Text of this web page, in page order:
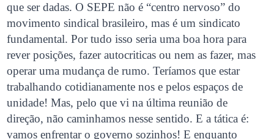
que ser dadas. O SEPE não é “centro nervoso” do
movimento sindical brasileiro, mas é um sindicato
fundamental. Por tudo isso seria uma boa hora para
rever posições, fazer autocriticas ou nem as fazer, mas
operar uma mudança de rumo. Teríamos que estar
trabalhando cotidianamente nos e pelos espaços de
unidade! Mas, pelo que vi na última reunião de
direção, não caminhamos nesse sentido. E a tática é:
vamos enfrentar o governo sozinhos! E enquanto